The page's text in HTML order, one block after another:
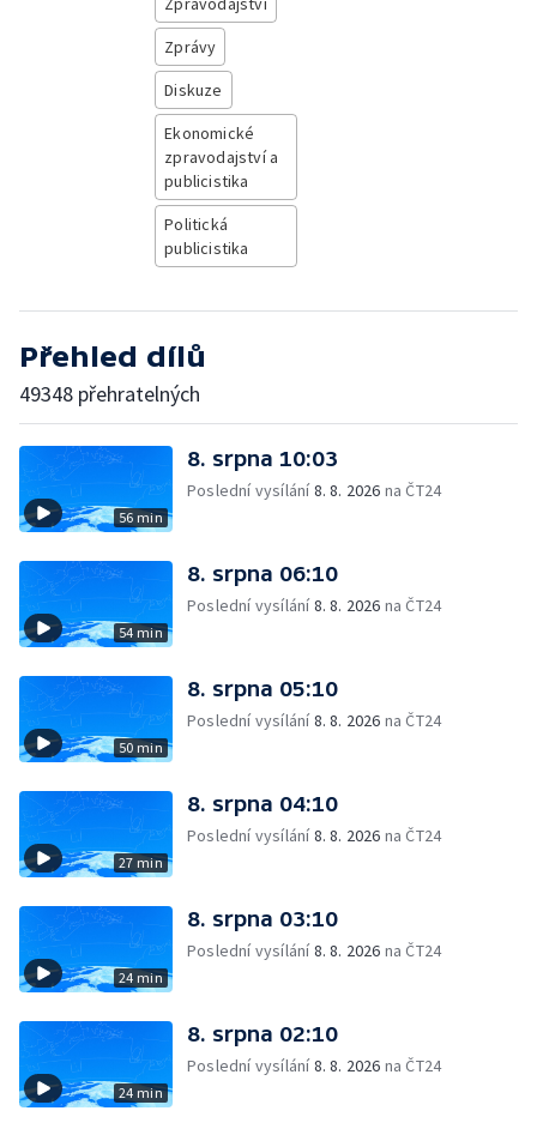
Zprávy
Diskuze
Ekonomické
zpravodajství a
publicistika
Politická
publicistika
Přehled dílů
49348 přehratelných
56 min
8. srpna 10:03
Poslední vysílání8. 8. 2026 na ČT24
54 min
8. srpna 06:10
Poslední vysílání8. 8. 2026 na ČT24
50 min
8. srpna 05:10
Poslední vysílání8. 8. 2026 na ČT24
27 min
8. srpna 04:10
Poslední vysílání8. 8. 2026 na ČT24
24 min
8. srpna 03:10
Poslední vysílání8. 8. 2026 na ČT24
24 min
8. srpna 02:10
Poslední vysílání8. 8. 2026 na ČT24